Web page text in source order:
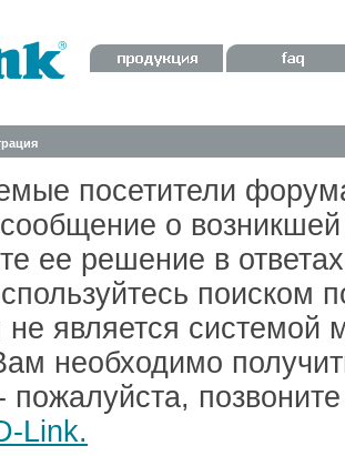
посетители
о
ее решение в
поиском
является системой
необходимо
пожалуйста,
Link.